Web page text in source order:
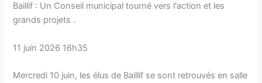
Baillif : Un Conseil municipal tourné vers l'action et les
grands projets .
11 juin 2026 16h35
Mercredi 10 juin, les élus de Baillif se sont retrouvés en salle